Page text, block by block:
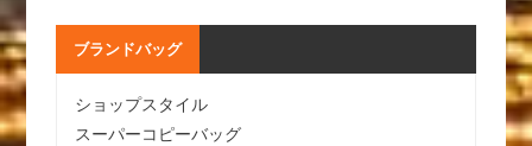
ブランドバッグ
ショップスタイル
スーパーコピーバッグ